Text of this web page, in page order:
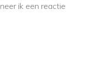
ik een reactie